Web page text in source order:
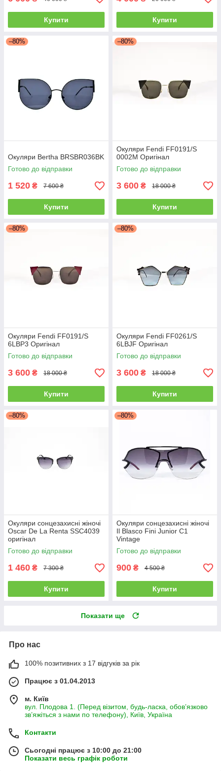
Купити Купити
–80%
Окуляри Bertha BRSBR036BK
Готово до відправки
1 520 ₴ 7 600 ₴
Купити
–80%
Окуляри Fendi FF0191/S
0002M Оригінал
Готово до відправки
3 600 ₴ 18 000 ₴
Купити
–80%
Окуляри Fendi FF0191/S
6LBP3 Оригінал
Готово до відправки
3 600 ₴ 18 000 ₴
Купити
–80%
Окуляри Fendi FF0261/S
6LBJF Оригінал
Готово до відправки
3 600 ₴ 18 000 ₴
Купити
–80%
Окуляри сонцезахисні жіночі
Oscar De La Renta SSC4039
оригінал
Готово до відправки
1 460 ₴ 7 300 ₴
Купити
–80%
Окуляри сонцезахисні жіночі
Il Blasco Fini Junior C1
Vintage
Готово до відправки
900 ₴ 4 500 ₴
Купити
Показати ще
Про нас
100% позитивних з 17 відгуків за рік
Працює з 01.04.2013
м. Київ
вул. Плодова 1. (Перед візитом, будь-ласка, обов’язково
зв’яжіться з нами по телефону), Київ, Україна
Контакти
Сьогодні працює з 10:00 до 21:00
Показати весь графік роботи